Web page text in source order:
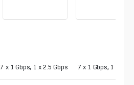
7 x 1 Gbps, 1 x 2.5 Gbps 7 x 1 Gbps, 1 x 2.5